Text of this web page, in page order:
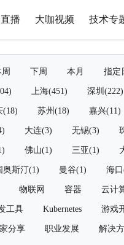
播 大咖视频 技术专
下周 本月 指定
上海(451) 深圳(222)
(18) 苏州(18) 嘉兴(11)
大连(3) 无锡(3)
佛山(1) 三亚(1)
奥斯汀(1) 曼谷(1) 海
物联网 容器 云计
工具 Kubernetes 游戏
分享 职业发展 解决